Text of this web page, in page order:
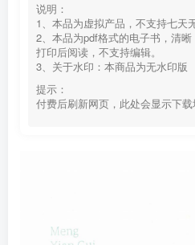
说明：
1、本品为虚拟产品，不支持七天
2、本品为pdf格式的电子书，清
打印后阅读，不支持编辑。
3、关于水印：本商品为无水印版
提示：
付费后刷新网页，此处会显示下载